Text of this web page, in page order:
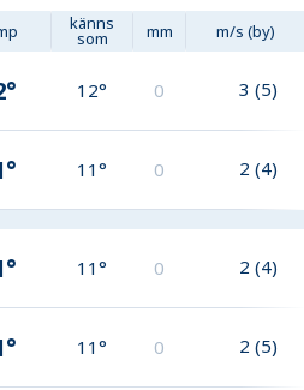
känns
som mm m/s (by)
12° 0 3 (5)
11° 0 2 (4)
11° 0 2 (4)
11° 0 2 (5)